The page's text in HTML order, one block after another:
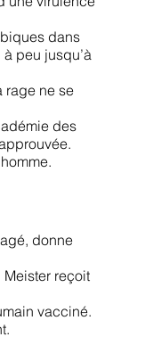
dans
peu jusqu’à
rage ne se
des
donne
Meister reçoit
vacciné.